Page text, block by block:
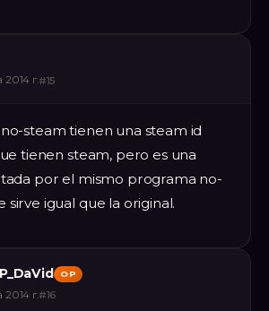
2014 г.#15
steam tienen una steam id
tienen steam, pero es una
por el mismo programa no-
sirve igual que la original.
OP
2014 г.#16